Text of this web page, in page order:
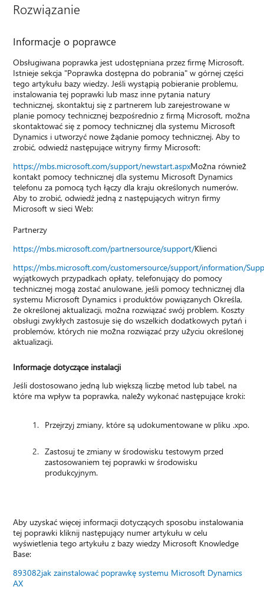
Rozwiązanie
Informacje o poprawce
Obsługiwana poprawka jest udostępniana przez firmę Microsoft.
Istnieje sekcja "Poprawka dostępna do pobrania" w górnej części
tego artykułu bazy wiedzy. Jeśli wystąpią pobieranie problemu,
instalowania tej poprawki lub masz inne pytania natury
technicznej, skontaktuj się z partnerem lub zarejestrowane w
planie pomocy technicznej bezpośrednio z firmą Microsoft, można
skontaktować się z pomocy technicznej dla systemu Microsoft
Dynamics i utworzyć nowe żądanie pomocy technicznej. Aby to
zrobić, odwiedź następujące witryny firmy Microsoft:
https://mbs.microsoft.com/support/newstart.aspxMożna również
kontakt pomocy technicznej dla systemu Microsoft Dynamics
telefonu za pomocą tych łączy dla kraju określonych numerów.
Aby to zrobić, odwiedź jedną z następujących witryn firmy
Microsoft w sieci Web:
Partnerzy
https://mbs.microsoft.com/partnersource/support/Klienci
https://mbs.microsoft.com/customersource/support/information/
wyjątkowych przypadkach opłaty, telefonujący do pomocy
technicznej mogą zostać anulowane, jeśli pomocy technicznej dla
systemu Microsoft Dynamics i produktów powiązanych Określa,
że określonej aktualizacji, można rozwiązać swój problem. Koszty
obsługi zwykłych zastosuje się do wszelkich dodatkowych pytań i
problemów, których nie można rozwiązać przy użyciu określonej
aktualizacji.
Informacje dotyczące instalacji
Jeśli dostosowano jedną lub większą liczbę metod lub tabel, na
które ma wpływ ta poprawka, należy wykonać następujące kroki:
Przejrzyj zmiany, które są udokumentowane w pliku .xpo.
Zastosuj te zmiany w środowisku testowym przed
zastosowaniem tej poprawki w środowisku
produkcyjnym.
Aby uzyskać więcej informacji dotyczących sposobu instalowania
tej poprawki kliknij następujący numer artykułu w celu
wyświetlenia tego artykułu z bazy wiedzy Microsoft Knowledge
Base:
893082jak zainstalować poprawkę systemu Microsoft Dynamics
AX